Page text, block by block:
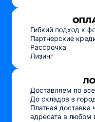
Гибкий подход к
Партнерские
Рассрочка
Лизинг
Доставляем по
До складов в
Платная доставка
адресата в любом